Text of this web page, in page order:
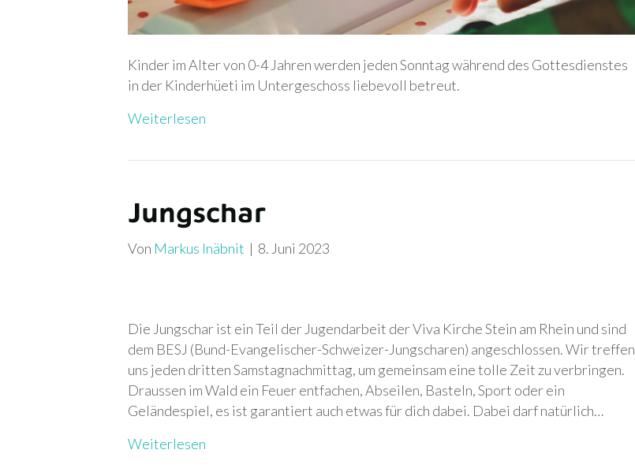
Kinder im Alter von 0-4 Jahren werden jeden Sonntag während des Gottesdienstes
in der Kinderhüeti im Untergeschoss liebevoll betreut.
Weiterlesen
Jungschar
Von Markus Inäbnit | 8. Juni 2023
Die Jungschar ist ein Teil der Jugendarbeit der Viva Kirche Stein am Rhein und sind
dem BESJ (Bund-Evangelischer-Schweizer-Jungscharen) angeschlossen. Wir treffen
uns jeden dritten Samstagnachmittag, um gemeinsam eine tolle Zeit zu verbringen.
Draussen im Wald ein Feuer entfachen, Abseilen, Basteln, Sport oder ein
Geländespiel, es ist garantiert auch etwas für dich dabei. Dabei darf natürlich…
Weiterlesen